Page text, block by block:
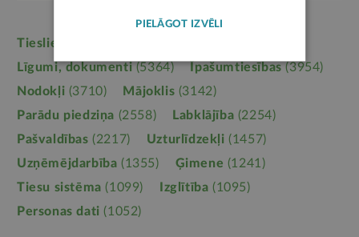
Tieslietas
Līgumi, dokumenti(5364) Īpašumtiesības(3954)
Nodokļi (3710) Mājoklis (3142)
Parādu piedziņa (2558) Labklājība (2254)
Pašvaldības (2217) Uzturlīdzekļi (1457)
Uzņēmējdarbība (1355) Ģimene (1241)
Tiesu sistēma (1099) Izglītība (1095)
Personas dati (1052)
PIELĀGOT IZVĒLI